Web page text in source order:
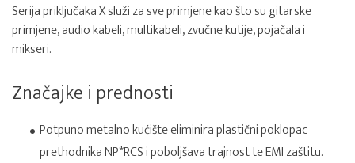
Serija priključaka X služi za sve primjene kao što su gitarske
primjene, audio kabeli, multikabeli, zvučne kutije, pojačala i
mikseri.
Značajke i prednosti
Potpuno metalno kućište eliminira plastični poklopac
prethodnika NP*RCS i poboljšava trajnost te EMI zaštitu.